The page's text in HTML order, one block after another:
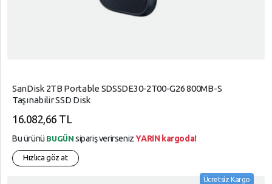
SanDisk 2TB Portable SDSSDE30-2T00-G26 800MB-S
Taşınabilir SSD Disk
16.082,66 TL
Bu ürünü BUGÜN sipariş verirsenizYARIN kargoda!
Hızlıca göz at
Ücretsiz Kargo